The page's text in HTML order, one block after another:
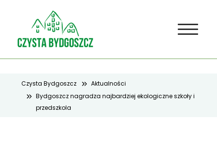
Czysta Bydgoszcz
Aktualności
Bydgoszcz nagradza najbardziej ekologiczne szkoły i
przedszkola